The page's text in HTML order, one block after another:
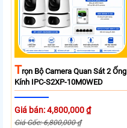
TRọn Bộ Camera Quan Sát 2 Ống
Kính IPC-S2XP-10M0WED
Giá bán: 4,800,000 ₫
Giá Gốc: 6,800,000 ₫